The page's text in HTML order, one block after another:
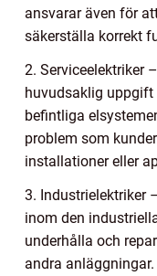
ansvarar även för
säkerställa korrekt
2. Serviceelektriker
huvudsaklig uppgift
befintliga
problem som
installationer eller
3. Industrielektriker
inom den
underhålla och
andra